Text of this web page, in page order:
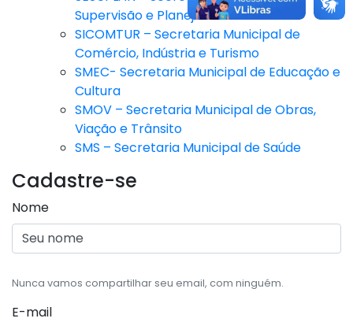
Supervisão e Planejamento
SICOMTUR – Secretaria Municipal de
Comércio, Indústria e Turismo
SMEC- Secretaria Municipal de Educação e
Cultura
SMOV – Secretaria Municipal de Obras,
Viação e Trânsito
SMS – Secretaria Municipal de Saúde
Cadastre-se
Nome
Nunca vamos compartilhar seu email, com ninguém.
E-mail